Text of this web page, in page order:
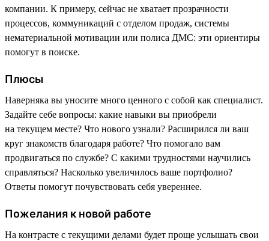
компании. К примеру, сейчас не хватает прозрачности
процессов, коммуникаций с отделом продаж, системы
нематериальной мотивации или полиса ДМС: эти ориентиры
помогут в поиске.
Плюсы
Наверняка вы уносите много ценного с собой как специалист.
Задайте себе вопросы: какие навыки вы приобрели
на текущем месте? Что нового узнали? Расширился ли ваш
круг знакомств благодаря работе? Что помогало вам
продвигаться по службе? С какими трудностями научились
справляться? Насколько увеличилось ваше портфолио?
Ответы помогут почувствовать себя увереннее.
Пожелания к новой работе
На контрасте с текущими делами будет проще услышать свои